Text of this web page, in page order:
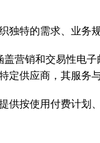
独特的需求、业务
营销和交易性电
定供应商，其服务
供按使用付费计划